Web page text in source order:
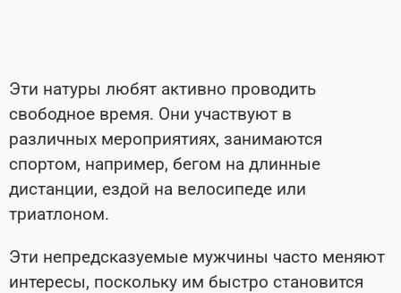
Эти натуры любят активно проводить
свободное время. Они участвуют в
различных мероприятиях, занимаются
спортом, например, бегом на длинные
дистанции, ездой на велосипеде или
триатлоном.
Эти непредсказуемые мужчины часто меняют
интересы, поскольку им быстро становится